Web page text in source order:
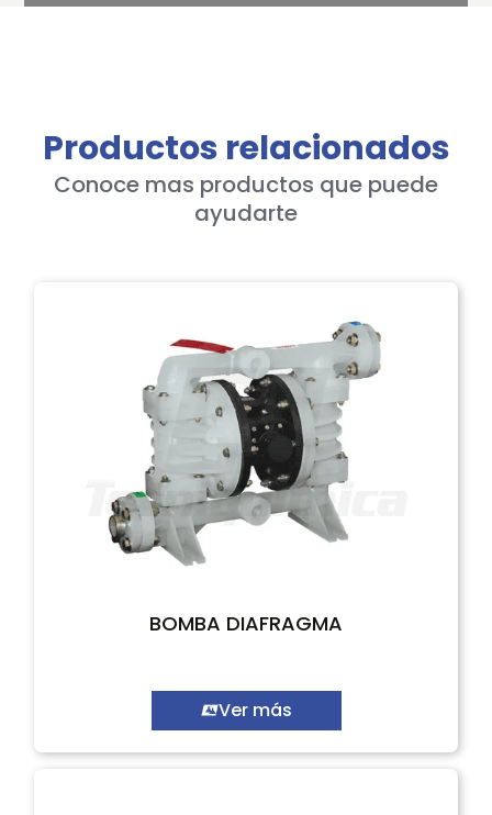
Productos relacionados
Conoce mas productos que puede
ayudarte
BOMBA DIAFRAGMA
Ver más